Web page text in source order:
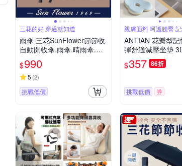
三花的好 穿過就知道
雨傘 三花SunFlower節節收
自動開收傘.雨傘.晴雨傘.抗
UV防曬_迷霧灰
$990
5 (2)
挑戰低價
親膚面料 呵護腰臀
健康護臀
ANTIAN 花瓣型記
彈舒適減壓坐墊
公室椅子坐墊 車
瘡墊
$357 86折
挑戰低價 券